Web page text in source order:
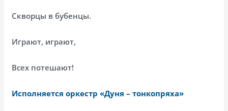
Скворцы в бубенцы.
Играют, играют,
Всех потешают!
Исполняется оркестр «Дуня – тонкопряха»